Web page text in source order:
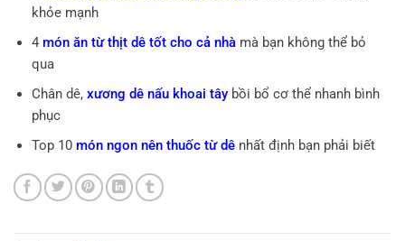
khỏe mạnh
4 món ăn từ thịt dê tốt cho cả nhàmà bạn không thể bỏ
qua
Chân dê, xương dê nấu khoai tâybồi bổ cơ thể nhanh bình
phục
Top 10 món ngon nên thuốc từ dênhất định bạn phải biết